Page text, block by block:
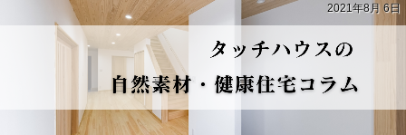
2021年8月 6日